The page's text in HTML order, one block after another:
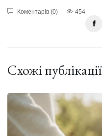
Коментарів (0) 454
Схожі публікації